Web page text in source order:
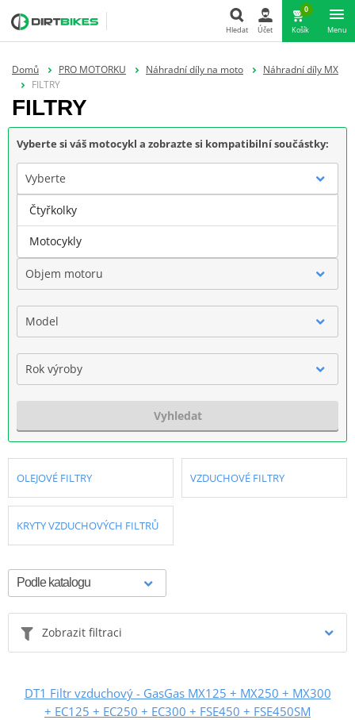
Hledat
Hledat Účet
0
Košík Menu
Domů PRO MOTORKU Náhradní díly na moto
Náhradní díly MX
FILTRY
FILTRY
Vyberte si váš motocykl a zobrazte si kompatibilní součástky:
Vyberte
Značka
Objem motoru
Model
Rok výroby
Vyhledat
OLEJOVÉ FILTRY VZDUCHOVÉ FILTRY
KRYTY VZDUCHOVÝCH FILTRŮ
Zobrazit filtraci
DT1 Filtr vzduchový - GasGas MX125 + MX250 + MX300
+ EC125 + EC250 + EC300 + FSE450 + FSE450SM
Čtyřkolky
Motocykly